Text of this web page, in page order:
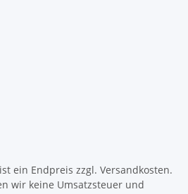
ein Endpreis zzgl. Versandkosten.
wir keine Umsatzsteuer und